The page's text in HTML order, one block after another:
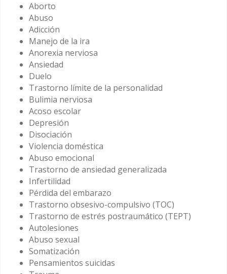
Aborto
Abuso
Adicción
Manejo de la ira
Anorexia nerviosa
Ansiedad
Duelo
Trastorno límite de la personalidad
Bulimia nerviosa
Acoso escolar
Depresión
Disociación
Violencia doméstica
Abuso emocional
Trastorno de ansiedad generalizada
Infertilidad
Pérdida del embarazo
Trastorno obsesivo-compulsivo (TOC)
Trastorno de estrés postraumático (TEPT)
Autolesiones
Abuso sexual
Somatización
Pensamientos suicidas